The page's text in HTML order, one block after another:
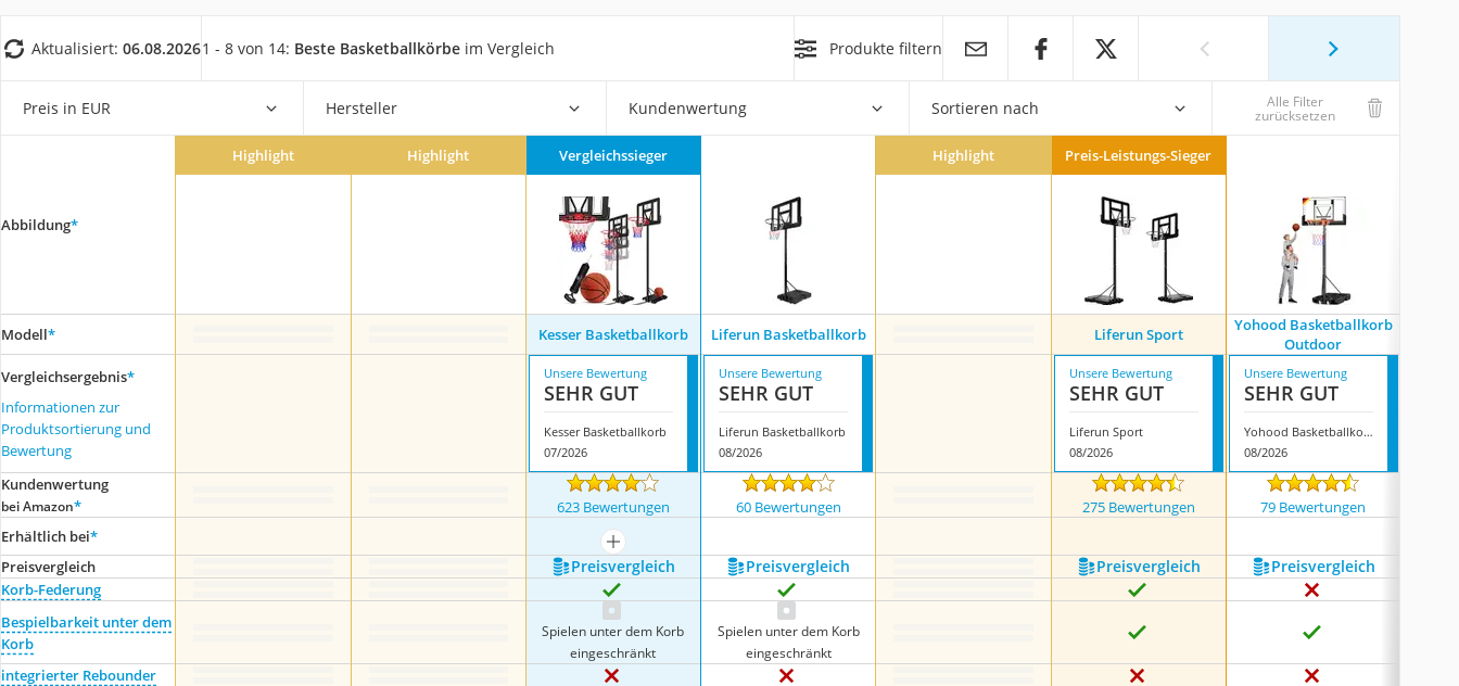
Handgepäck-Koffer
Wanderschuhe Herren
Sicherheitsweste Reiten
Aktualisiert: 06.08.20261 - 8 von 14: Beste Basketballkörbe im Vergleich Produkte filtern
Preis in EUR Hersteller Kundenwertung Sortieren nach Alle Filter
zurücksetzen
Abbildung*
Highlight Highlight Vergleichssieger Highlight Preis-Leistungs-Sieger
Modell* Kesser Basketballkorb Liferun Basketballkorb Liferun Sport
Yohood Basketballkorb
Outdoor
Vergleichsergebnis*
Informationen zur
Produktsortierung und
Bewertung
Unsere Bewertung
SEHR GUT
Kesser Basketballkorb
07/2026
Unsere Bewertung
SEHR GUT
Liferun Basketballkorb
08/2026
Unsere Bewertung
SEHR GUT
Liferun Sport
08/2026
Unsere Bewertung
SEHR GUT
Yohood Basketballkorb Outdoor
08/2026
Kundenwertung
bei Amazon* 623 Bewertungen 60 Bewertungen 275 Bewertungen 79 Bewertungen
Erhältlich bei*
mehr anzeigen
Preis­vergleich
Preis­vergleich Preis­vergleich Preis­vergleich Preis­vergleich
Korb-Federung
Bespielbarkeit unter dem
Korb
Spielen unter dem Korb
eingeschränkt
Spielen unter dem Korb
eingeschränkt
integrierter Rebounder